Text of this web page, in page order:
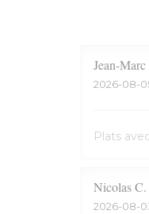
Jean-Marc
2026-08-
Plats
NicolasC
2026-08-